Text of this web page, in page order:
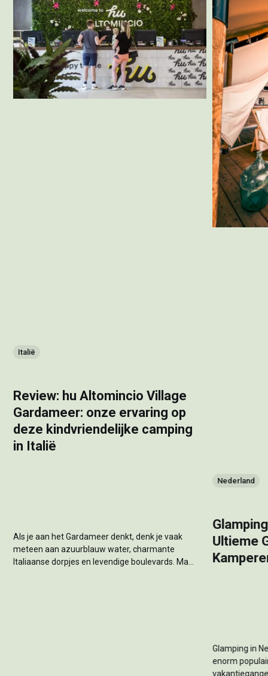
Italië
Review: hu Altomincio Village
Gardameer: onze ervaring op
deze kindvriendelijke camping
in Italië
Als je aan het Gardameer denkt, denk je vaak
meteen aan azuurblauw water, charmante
Italiaanse dorpjes en levendige boulevards. Maar
Nederland
Ultieme
Glamping in
enorm